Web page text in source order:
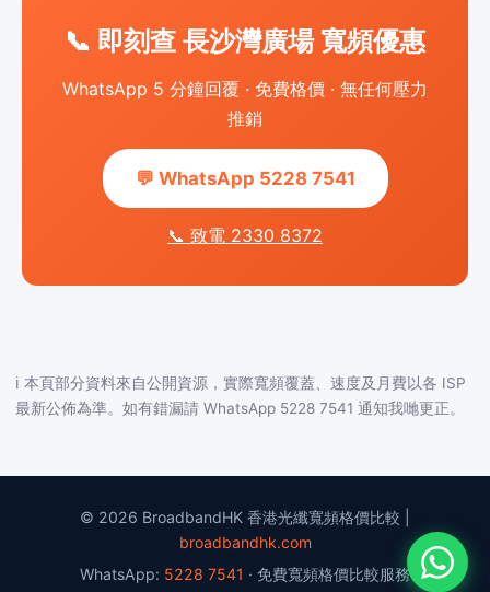
📞 即刻查 長沙灣廣場 寬頻優惠
WhatsApp 5 分鐘回覆 · 免費格價 · 無任何壓力
推銷
💬 WhatsApp 5228 7541
📞 致電 2330 8372
ℹ️ 本頁部分資料來自公開資源，實際寬頻覆蓋、速度及月費以各 ISP
最新公佈為準。如有錯漏請 WhatsApp 5228 7541 通知我哋更正。
© 2026 BroadbandHK 香港光纖寬頻格價比較 |
broadbandhk.com
WhatsApp: 5228 7541 · 免費寬頻格價比較服務